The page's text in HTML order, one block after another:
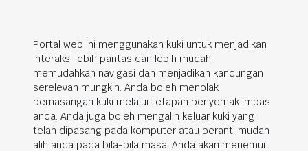
Portal web ini menggunakan kuki untuk menjadikan
interaksi lebih pantas dan lebih mudah,
memudahkan navigasi dan menjadikan kandungan
serelevan mungkin. Anda boleh menolak
pemasangan kuki melalui tetapan penyemak imbas
anda. Anda juga boleh mengalih keluar kuki yang
telah dipasang pada komputer atau peranti mudah
alih anda pada bila-bila masa. Anda akan menemui